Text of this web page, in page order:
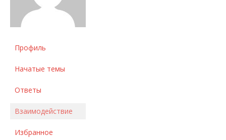
Профиль
Начатые темы
Ответы
Взаимодействие
Избранное